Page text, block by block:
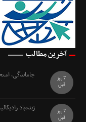
آخرین مطالب
جاماندگی،
7 روز
قبل
زنده‌باد
7 روز
قبل